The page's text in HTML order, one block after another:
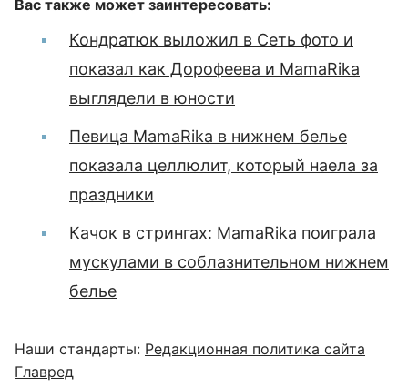
Вас также может заинтересовать:
Кондратюк выложил в Сеть фото и
показал как Дорофеева и MamaRika
выглядели в юности
Певица MamaRika в нижнем белье
показала целлюлит, который наела за
праздники
Качок в стрингах: MamaRika поиграла
мускулами в соблазнительном нижнем
белье
Наши стандарты: Редакционная политика сайта
Главред